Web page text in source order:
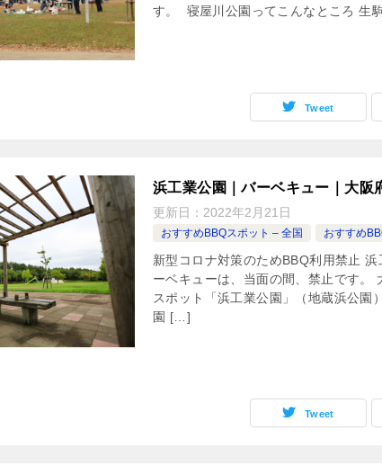
す。 寝屋川公園ってこんなところ 生
Tweet
浜工業公園｜バーベキュー｜大阪
更新日： 2022年2月21日
おすすめBBQスポット – 全国 おすすめ
新型コロナ対策のためBBQ利用禁止
ーベキューは、当面の間、禁止です。
スポット「浜工業公園」（地蔵浜公園
園 […]
Tweet